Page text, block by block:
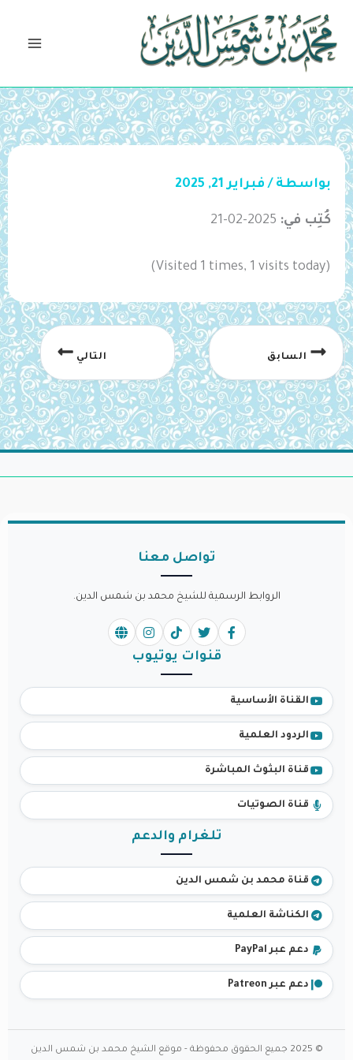
تخطي
المحتوى
بواسطة / فبراير 21, 2025
كُتِب في: 2025-02-21
(Visited 1 times, 1 visits today)
السابق التالي
تواصل معنا
الروابط الرسمية للشيخ محمد بن شمس الدين.
قنوات يوتيوب
القناة الأساسية
الردود العلمية
قناة البثوث المباشرة
قناة الصوتيات
تلغرام والدعم
قناة محمد بن شمس الدين
الكناشة العلمية
دعم عبر PayPal
دعم عبر Patreon
© 2025 جميع الحقوق محفوظة - موقع الشيخ محمد بن شمس الدين